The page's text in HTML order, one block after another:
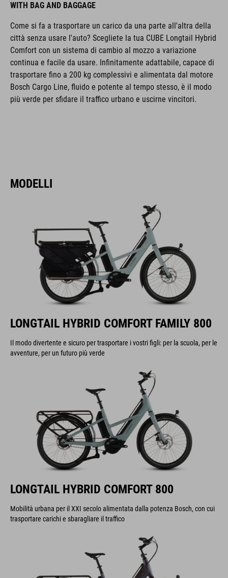
WITH BAG AND BAGGAGE
Come si fa a trasportare un carico da una parte all'altra della
città senza usare l'auto? Scegliete la tua CUBE Longtail Hybrid
Comfort con un sistema di cambio al mozzo a variazione
continua e facile da usare. Infinitamente adattabile, capace di
trasportare fino a 200 kg complessivi e alimentata dal motore
Bosch Cargo Line, fluido e potente al tempo stesso, è il modo
più verde per sfidare il traffico urbano e uscirne vincitori.
MODELLI
LONGTAIL HYBRID COMFORT FAMILY 800
Il modo divertente e sicuro per trasportare i vostri figli: per la scuola, per le
avventure, per un futuro più verde
LONGTAIL HYBRID COMFORT 800
Mobilità urbana per il XXI secolo alimentata dalla potenza Bosch, con cui
trasportare carichi e sbaragliare il traffico